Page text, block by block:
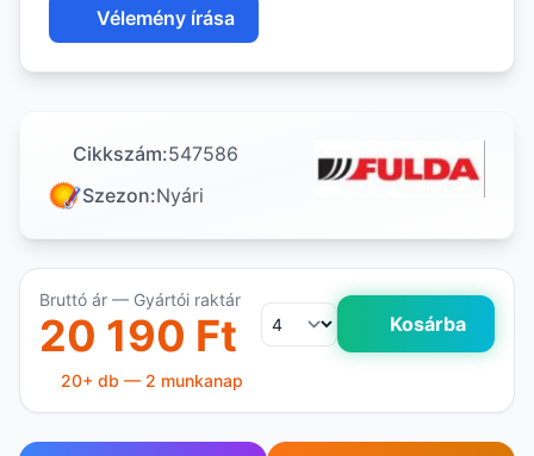
Vélemény írása
Cikkszám:547586
Szezon:Nyári
Bruttó ár — Gyártói raktár
20 190 Ft Kosárba
20+ db — 2 munkanap